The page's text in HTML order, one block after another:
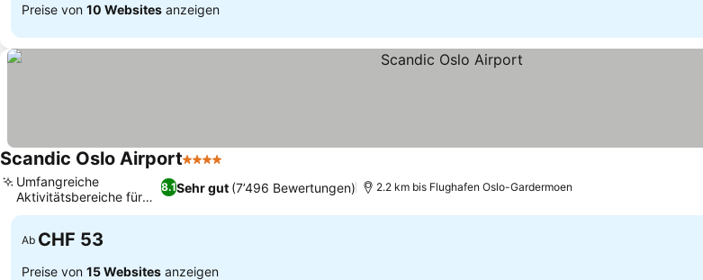
Preise von 10 Websites anzeigen
Scandic Oslo Airport4 Sterne
8.1Sehr gut (7’496 Bewertungen)
Umfangreiche
Aktivitätsbereiche für
Kinder
2.2 km bis Flughafen Oslo-Gardermoen
Ab CHF 53
Preise von 15 Websites anzeigen